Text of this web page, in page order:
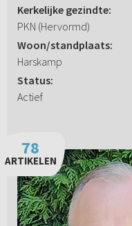
Kerkelijke gezindte:
PKN (Hervormd)
Woon/standplaats:
Harskamp
Status:
Actief
78
ARTIKELEN